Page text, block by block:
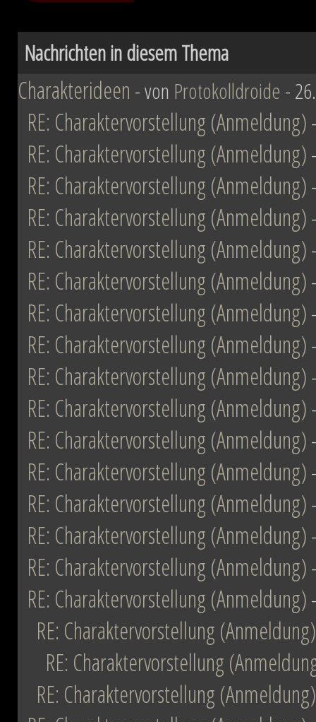
Nachrichten in diesem Thema
Charakterideen - von Protokolldroide -
RE: Charaktervorstellung (Anmeldung)
RE: Charaktervorstellung (Anmeldung)
RE: Charaktervorstellung (Anmeldung)
RE: Charaktervorstellung (Anmeldung)
RE: Charaktervorstellung (Anmeldung)
RE: Charaktervorstellung (Anmeldung)
RE: Charaktervorstellung (Anmeldung)
RE: Charaktervorstellung (Anmeldung)
RE: Charaktervorstellung (Anmeldung)
RE: Charaktervorstellung (Anmeldung)
RE: Charaktervorstellung (Anmeldung)
RE: Charaktervorstellung (Anmeldung)
RE: Charaktervorstellung (Anmeldung)
RE: Charaktervorstellung (Anmeldung)
RE: Charaktervorstellung (Anmeldung)
RE: Charaktervorstellung (Anmeldung)
RE: Charaktervorstellung (Anmeldung)
RE: Charaktervorstellung
RE: Charaktervorstellung (Anmeldung)